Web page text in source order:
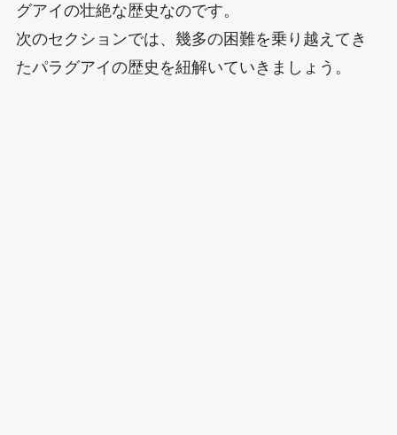
グアイの壮絶な歴史なのです。
次のセクションでは、幾多の困難を乗り越えてき
たパラグアイの歴史を紐解いていきましょう。